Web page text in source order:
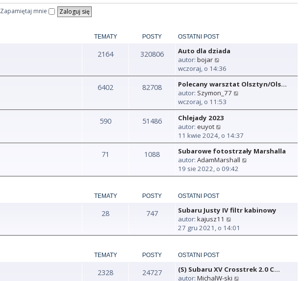
Zapamiętaj mnie
TEMATY POSTY OSTATNI POST
2164 320806
Auto dla dziada
autor: bojar
y
ś
w
i
e
t
l
n
a
n
o
w
p
o
s
t
wczoraj, o 14:36
6402 82708
Polecany warsztat Olsztyn/Ols…
autor: Szymon_77
ś
e
t
l
n
s
y
t
wczoraj, o 11:53
590 51486
Chlejady 2023
autor: euyot
y
ś
w
i
e
t
j
n
o
y
p
11 kwie 2024, o 14:37
71 1088
Subarowe fotostrzały Marshalla
autor: AdamMarshall
ś
t
a
w
19 sie 2022, o 09:42
TEMATY POSTY OSTATNI POST
28 747
Subaru Justy IV filtr kabinowy
autor: kajusz11
y
ś
t
27 gru 2021, o 14:01
TEMATY POSTY OSTATNI POST
2328 24727
(S) Subaru XV Crosstrek 2.0 C…
autor: MichalW-ski